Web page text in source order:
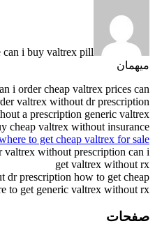
can i buy valtrex pill
میهمان
i order cheap valtrex prices can
valtrex without dr prescription
a prescription generic valtrex
cheap valtrex without insurance
to get cheap valtrex for sale
valtrex without prescription can i
get valtrex without rx
dr prescription how to get cheap
to get generic valtrex without rx
صفحات